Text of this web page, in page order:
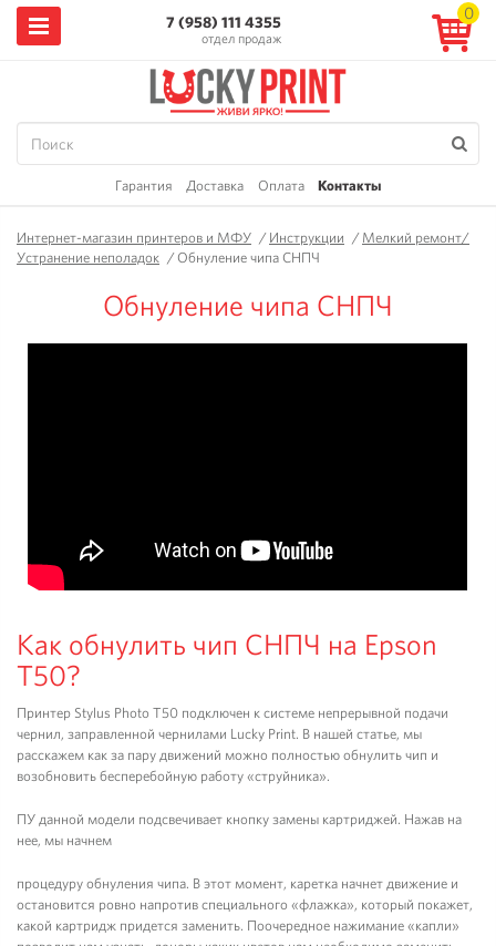
7 (958) 111 4355
отдел продаж
0
Гарантия Доставка Оплата Контакты
Интернет-магазин принтеров и МФУ /Инструкции /Мелкий ремонт/
Устранение неполадок /Обнуление чипа СНПЧ
Обнуление чипа СНПЧ
Как обнулить чип СНПЧ на Epson
T50?
Принтер Stylus Photo T50 подключен к системе непрерывной подачи
чернил, заправленной чернилами Lucky Print. В нашей статье, мы
расскажем как за пару движений можно полностью обнулить чип и
возобновить бесперебойную работу «струйника».
ПУ данной модели подсвечивает кнопку замены картриджей. Нажав на
нее, мы начнем
процедуру обнуления чипа. В этот момент, каретка начнет движение и
остановится ровно напротив специального «флажка», который покажет,
какой картридж придется заменить. Поочередное нажимание «капли»